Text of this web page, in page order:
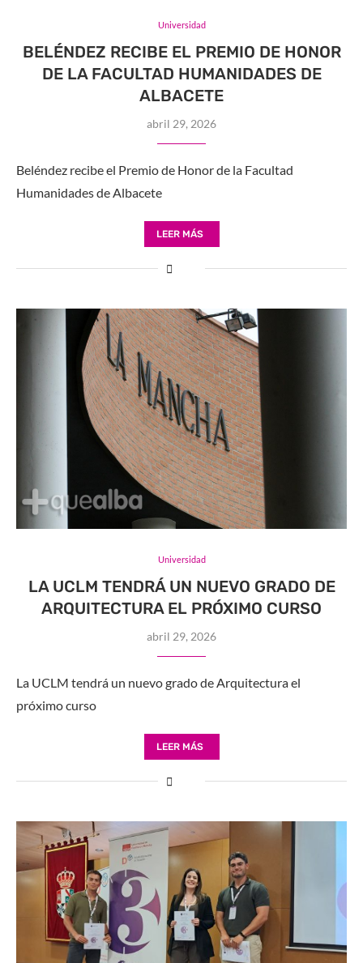
Universidad
BELÉNDEZ RECIBE EL PREMIO DE HONOR
DE LA FACULTAD HUMANIDADES DE
ALBACETE
abril 29, 2026
Beléndez recibe el Premio de Honor de la Facultad
Humanidades de Albacete
LEER MÁS
Universidad
LA UCLM TENDRÁ UN NUEVO GRADO DE
ARQUITECTURA EL PRÓXIMO CURSO
abril 29, 2026
La UCLM tendrá un nuevo grado de Arquitectura el
próximo curso
LEER MÁS